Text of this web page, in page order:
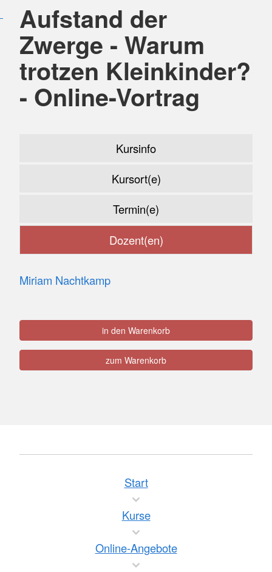
Aufstand der
Zwerge - Warum
trotzen Kleinkinder?
- Online-Vortrag
Kursinfo
Kursort(e)
Termin(e)
Dozent(en)
Miriam Nachtkamp
in den Warenkorb
zum Warenkorb
Start
Kurse
Online-Angebote